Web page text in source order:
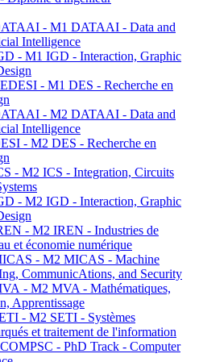
- M1 DATAAI - Data and
Intelligence
- M1 IGD - Interaction, Graphic
- M1 DES - Recherche en
- M2 DATAAI - Data and
Intelligence
- M2 DES - Recherche en
- M2 ICS - Integration, Circuits
- M2 IGD - Interaction, Graphic
- M2 IREN - Industries de
et économie numérique
- M2 MICAS - Machine
CommunicAtions, and Security
- M2 MVA - Mathématiques,
Apprentissage
- M2 SETI - Systèmes
et traitement de l'information
- PhD Track - Computer